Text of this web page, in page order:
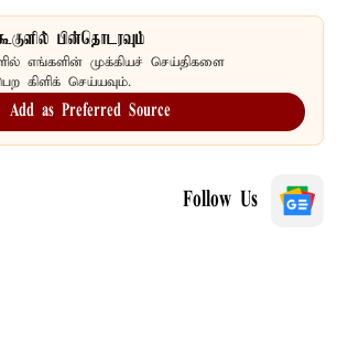
பின்தொடரவும்
எங்களின் முக்கியச் செய்திகளை
கிளிக் செய்யவும்.
Add as Preferred Source
Follow Us